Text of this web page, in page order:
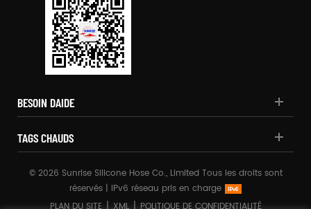
BESOIN DAIDE
TAGS CHAUDS
© 2026 Sunrise Silicone Hose Co., Limited Tous les droits sont
réservés | IPv6 réseau pris en charge